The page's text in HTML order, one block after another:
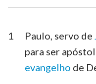
1 Timóteo
Tito
Hebreus
1 Pedro
1 Paulo, servo de
para ser
evangelho de